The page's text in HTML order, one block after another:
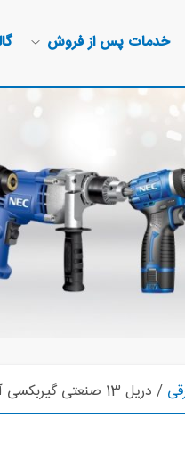
خدمات پس از فروش
/ دریل 13 صنعتی گیربکسی آچاری 1331